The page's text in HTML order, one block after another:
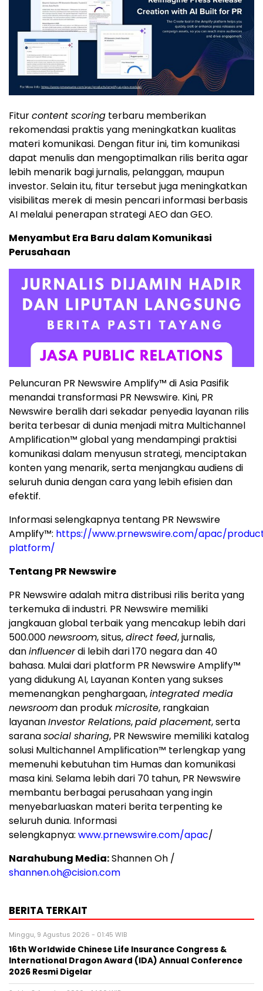
Fiturcontent scoring terbaru memberikan
rekomendasi praktis yang meningkatkan kualitas
materi komunikasi. Dengan fitur ini, tim komunikasi
dapat menulis dan mengoptimalkan rilis berita agar
lebih menarik bagi jurnalis, pelanggan, maupun
investor. Selain itu, fitur tersebut juga meningkatkan
visibilitas merek di mesin pencari informasi berbasis
AI melalui penerapan strategi AEO dan GEO.
Menyambut Era Baru dalam Komunikasi
Perusahaan
Peluncuran PR Newswire Amplify™ di Asia Pasifik
menandai transformasi PR Newswire. Kini, PR
Newswire beralih dari sekadar penyedia layanan rilis
berita terbesar di dunia menjadi mitra Multichannel
Amplification™ global yang mendampingi praktisi
komunikasi dalam menyusun strategi, menciptakan
konten yang menarik, serta menjangkau audiens di
seluruh dunia dengan cara yang lebih efisien dan
efektif.
Informasi selengkapnya tentang PR Newswire
Amplify™: https://www.prnewswire.com/apac/
platform/
Tentang PR Newswire
PR Newswire adalah mitra distribusi rilis berita yang
terkemuka di industri. PR Newswire memiliki
jangkauan global terbaik yang mencakup lebih dari
500.000newsroom, situs,direct feed, jurnalis,
daninfluencerdi lebih dari 170 negara dan 40
bahasa. Mulai dari platform PR Newswire Amplify™
yang didukung AI, Layanan Konten yang sukses
memenangkan penghargaan,integrated media
newsroomdan produkmicrosite, rangkaian
layananInvestor Relations,paid placement, serta
saranasocial sharing, PR Newswire memiliki katalog
solusi Multichannel Amplification™ terlengkap yang
memenuhi kebutuhan tim Humas dan komunikasi
masa kini. Selama lebih dari 70 tahun, PR Newswire
membantu berbagai perusahaan yang ingin
menyebarluaskan materi berita terpenting ke
seluruh dunia. Informasi
selengkapnya: www.prnewswire.com/apac/
Narahubung Media:Shannen Oh /
shannen.oh@cision.com
BERITA TERKAIT
Minggu, 9 Agustus 2026 - 01:45 WIB
16th Worldwide Chinese Life Insurance Congress &
International Dragon Award (IDA) Annual Conference
2026 Resmi Digelar